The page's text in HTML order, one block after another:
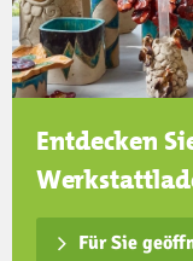
Entdecken
Für Sie